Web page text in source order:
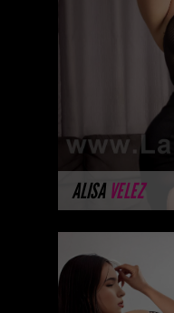
ALISA VELEZ
Soy Alisa,
Regálate
para que
verdadero
SHARON GOMEZ